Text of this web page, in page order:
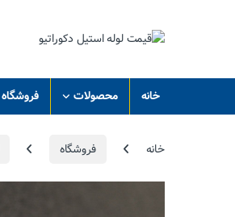
خانه محصولات فروشگاه
خانه فروشگاه